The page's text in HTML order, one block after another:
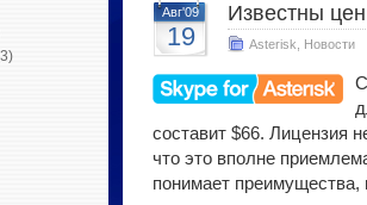
Авг'09
19
Известны
Asterisk Новости
составит $66. Лицензия
что это вполне
понимает